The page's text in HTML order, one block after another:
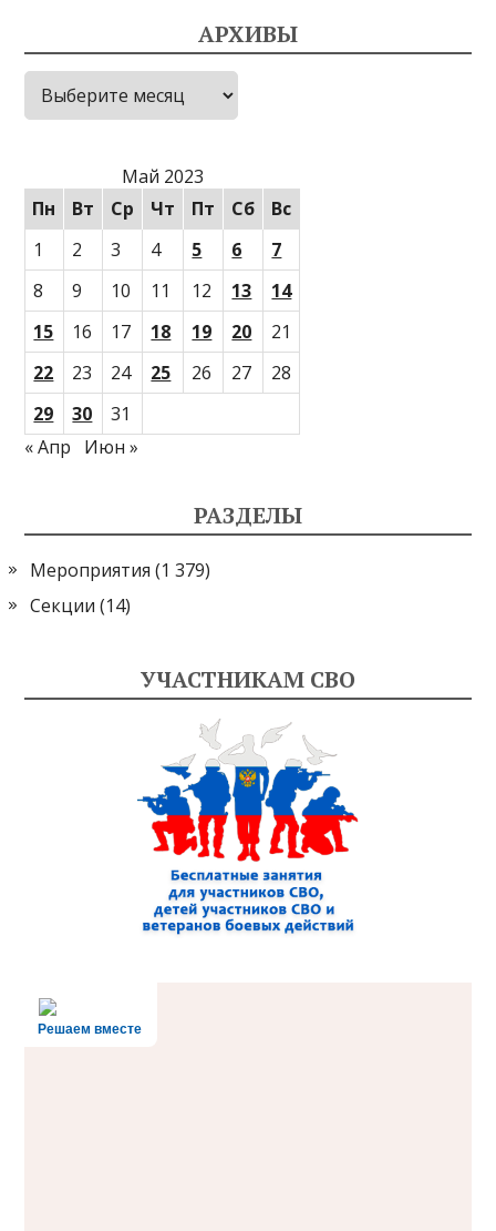
АРХИВЫ
Архивы
Май 2023
Пн
Вт Ср Чт Пт Сб
Вс
1
2 3 4 5 6
7
8
9 10 11 12 13
14
15
16 17 18 19 20
21
22
23 24 25 26 27
28
29
30
31
« Апр
Июн »
РАЗДЕЛЫ
Мероприятия (1 379)
Секции (14)
УЧАСТНИКАМ СВО
Решаем вместе